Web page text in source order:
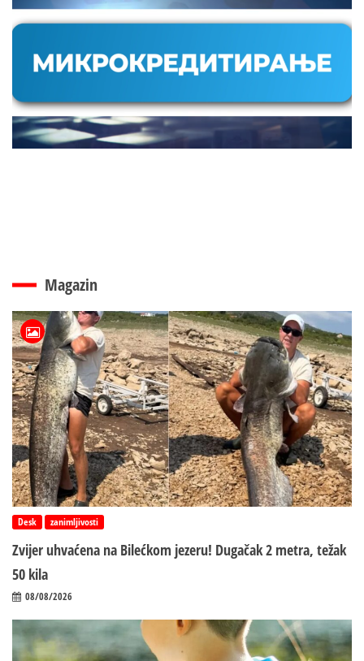
Magazin
Desk zanimljivosti
Zvijer uhvaćena na Bilećkom jezeru! Dugačak 2 metra, težak
50 kila
08/08/2026